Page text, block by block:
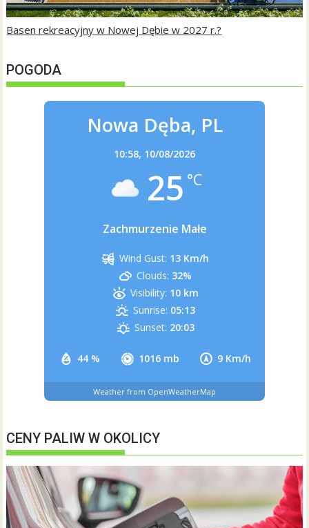
Basen rekreacyjny w Nowej Dębie w 2027 r.?
POGODA
Nowa Dęba, PL
10:58, 10/08/2026
25 °C
Zachmurzenie Małe
44 % 1016 mb 9 Km/h
Wind Gust: 13 Km/h
Clouds: 32%
Visibility: 10 km
Sunrise: 05:13
Sunset: 20:03
Weather from OpenWeatherMap
CENY PALIW W OKOLICY